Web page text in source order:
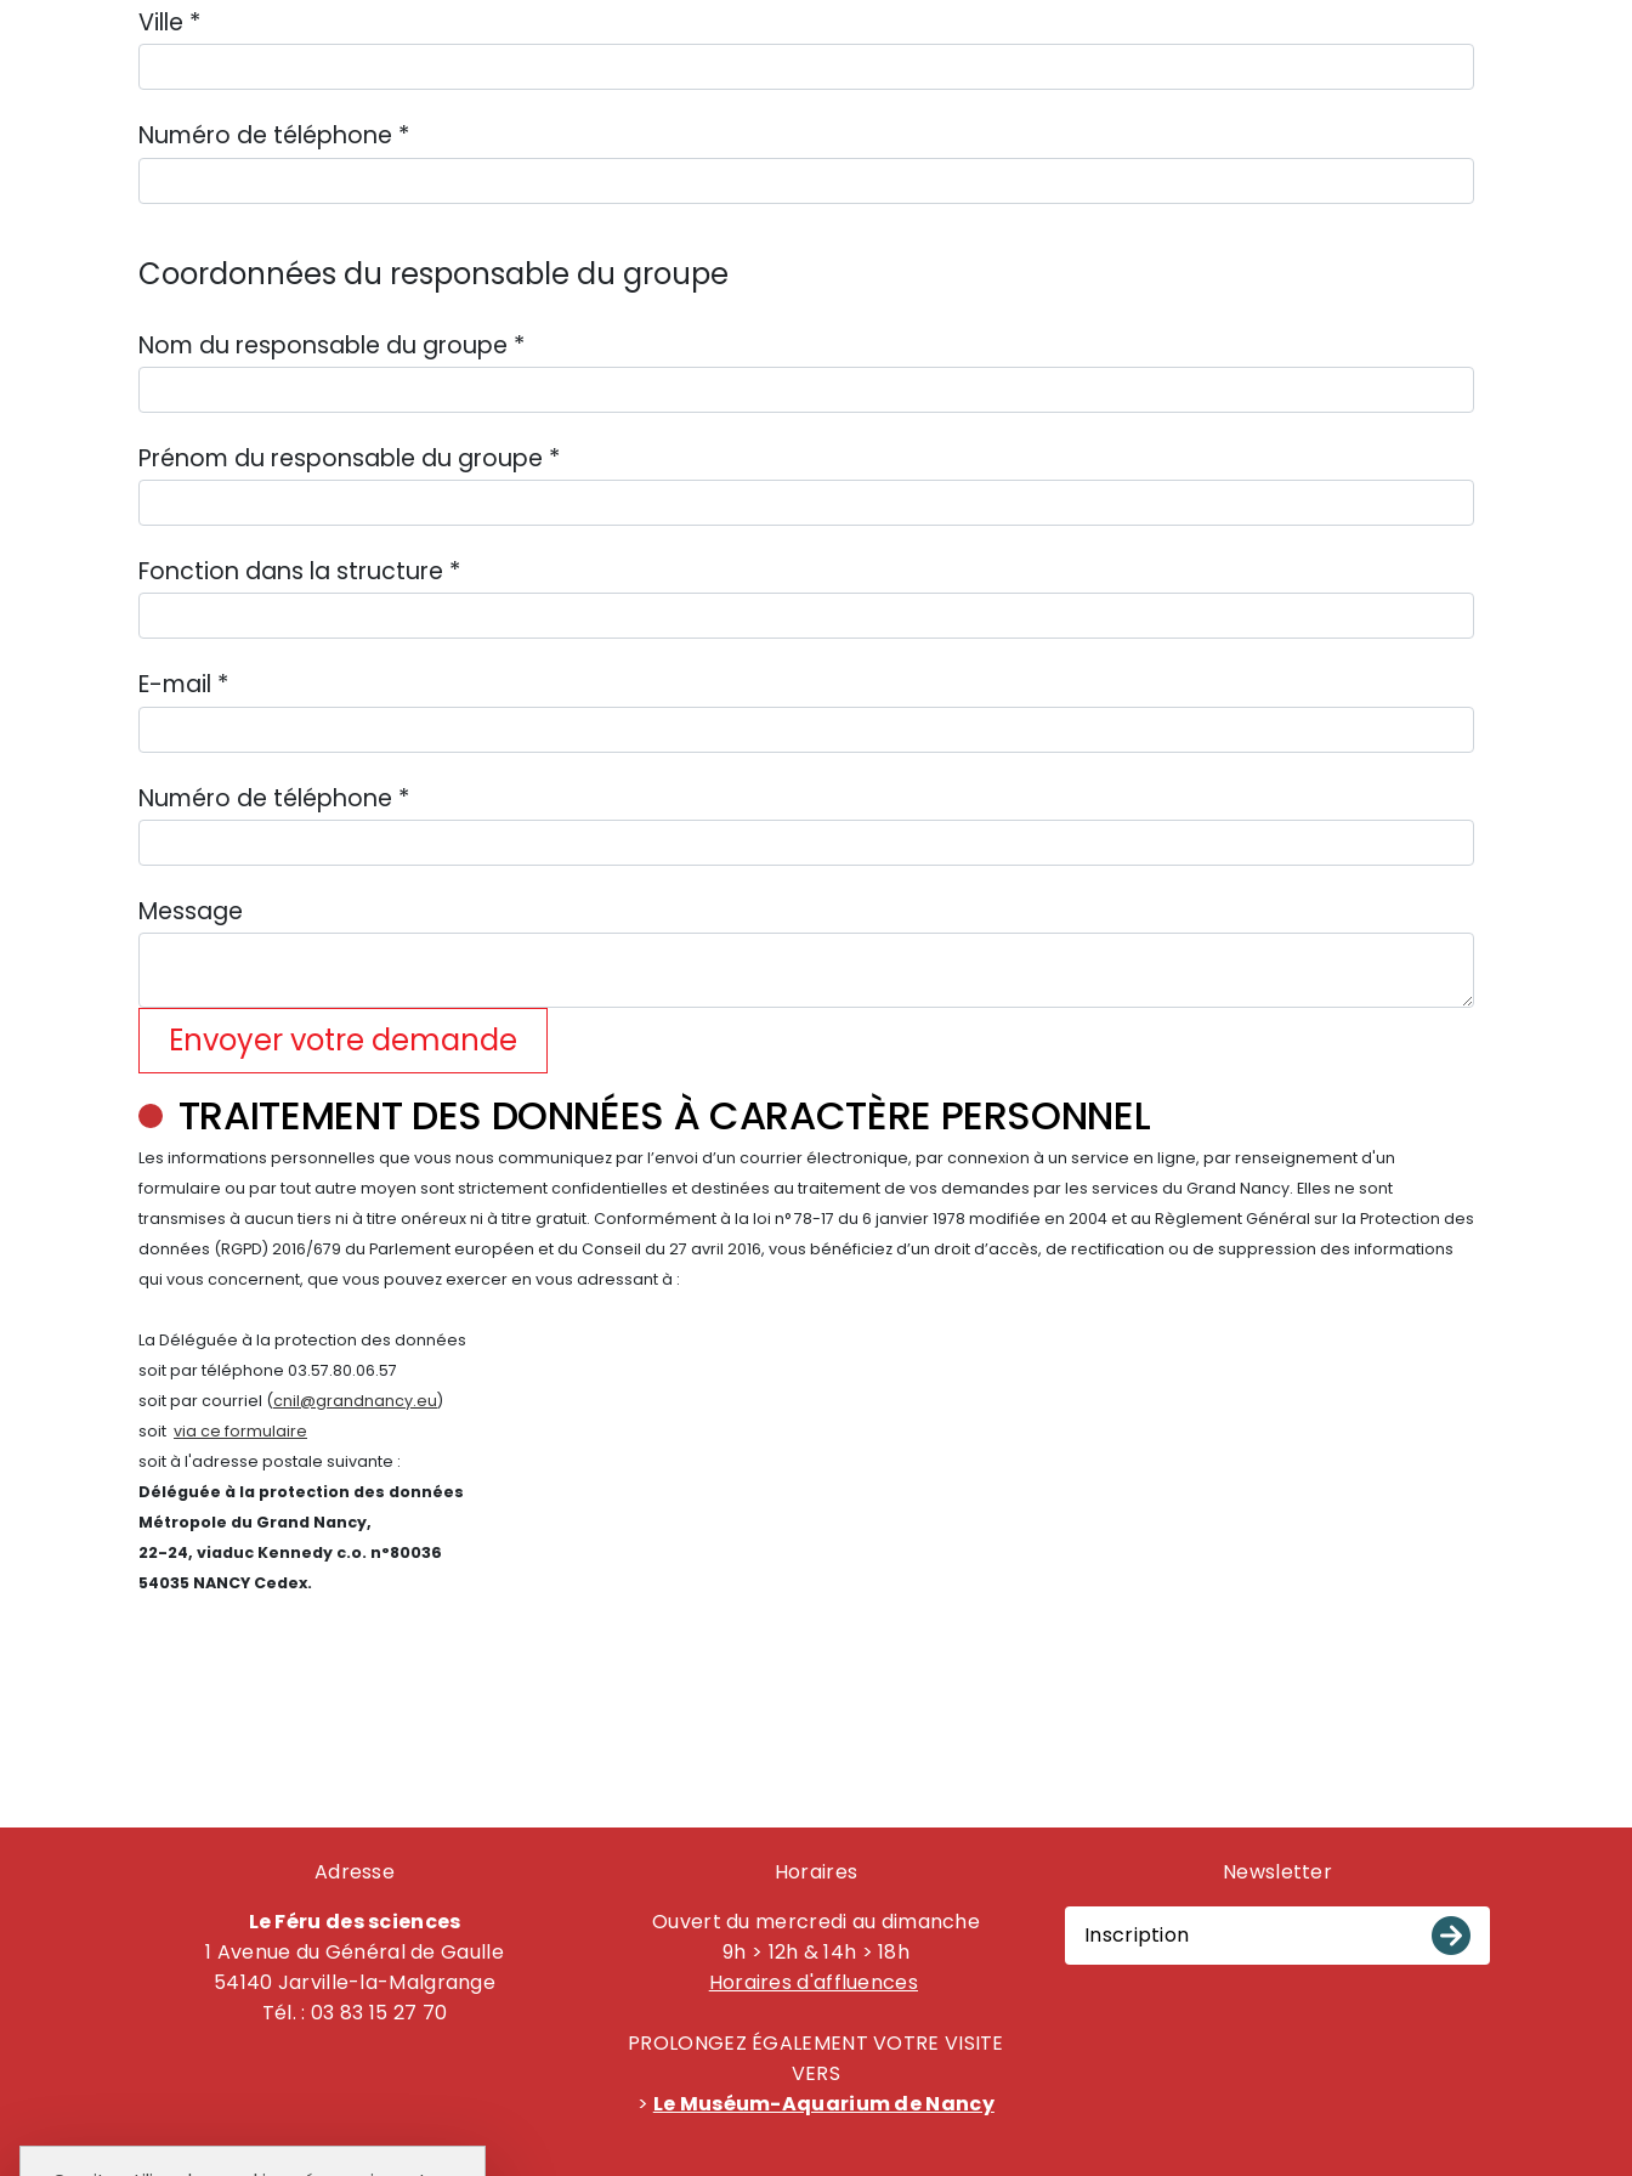
Ville *
Numéro de téléphone *
Coordonnées du responsable du groupe
Nom du responsable du groupe *
Prénom du responsable du groupe *
Fonction dans la structure *
E-mail *
Numéro de téléphone *
Message
Envoyer votre demande
TRAITEMENT DES DONNÉES À CARACTÈRE PERSONNEL
Les informations personnelles que vous nous communiquez par l’envoi d’un courrier électronique, par connexion à un service en ligne, par renseignement d'un
formulaire ou par tout autre moyen sont strictement confidentielles et destinées au traitement de vos demandes par les services du Grand Nancy. Elles ne sont
transmises à aucun tiers ni à titre onéreux ni à titre gratuit. Conformément à la loi n° 78-17 du 6 janvier 1978 modifiée en 2004 et au Règlement Général sur la Protection des
données (RGPD) 2016/679 du Parlement européen et du Conseil du 27 avril 2016, vous bénéficiez d’un droit d’accès, de rectification ou de suppression des informations
qui vous concernent, que vous pouvez exercer en vous adressant à :
La Déléguée à la protection des données
soit par téléphone 03.57.80.06.57
soit par courriel (cnil@grandnancy.eu)
soit via ce formulaire
soit à l'adresse postale suivante :
Déléguée à la protection des données
Métropole du Grand Nancy,
22-24, viaduc Kennedy c.o. n°80036
54035 NANCY Cedex.
Adresse
Le Féru des sciences
1 Avenue du Général de Gaulle
54140 Jarville-la-Malgrange
Tél. : 03 83 15 27 70
Horaires
Ouvert du mercredi au dimanche
9h > 12h & 14h > 18h
Horaires d'affluences
PROLONGEZ ÉGALEMENT VOTRE VISITE
VERS
> Le Muséum-Aquarium de Nancy
Newsletter
Inscription